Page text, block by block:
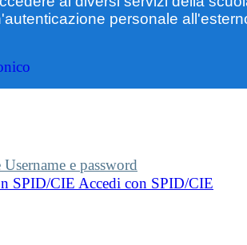
personale
Username e password
SPID/CIE Accedi con SPID/CIE